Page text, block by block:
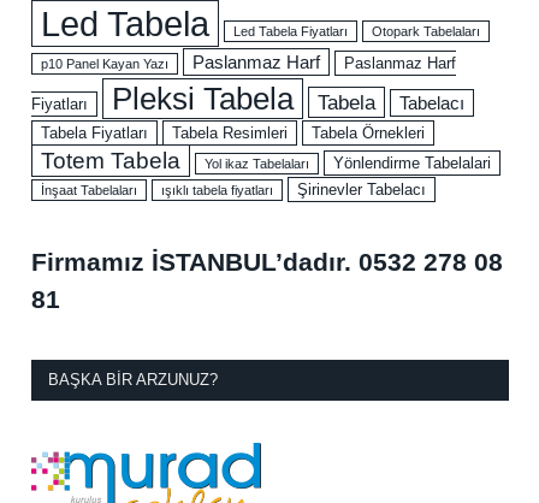
Led Tabela Led Tabela Fiyatları Otopark Tabelaları
p10 Panel Kayan Yazı Paslanmaz Harf Paslanmaz Harf
Fiyatları Pleksi Tabela Tabela Tabelacı
Tabela Fiyatları Tabela Resimleri Tabela Örnekleri
Totem Tabela Yol ikaz Tabelaları Yönlendirme Tabelalari
İnşaat Tabelaları ışıklı tabela fiyatları Şirinevler Tabelacı
Firmamız İSTANBUL’dadır. 0532 278 08
81
BAŞKA BIR ARZUNUZ?